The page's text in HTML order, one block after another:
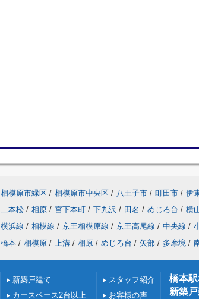
相模原市緑区 / 相模原市中央区 / 八王子市 / 町田市 / 伊
二本松 / 相原 / 宮下本町 / 下九沢 / 田名 / めじろ台 / 横
横浜線 / 相模線 / 京王相模原線 / 京王高尾線 / 中央線 /
橋本 / 相模原 / 上溝 / 相原 / めじろ台 / 矢部 / 多摩境 /
新築戸建て
カースペース2台以上
スタッフ紹介
お客様の声
橋本
新築